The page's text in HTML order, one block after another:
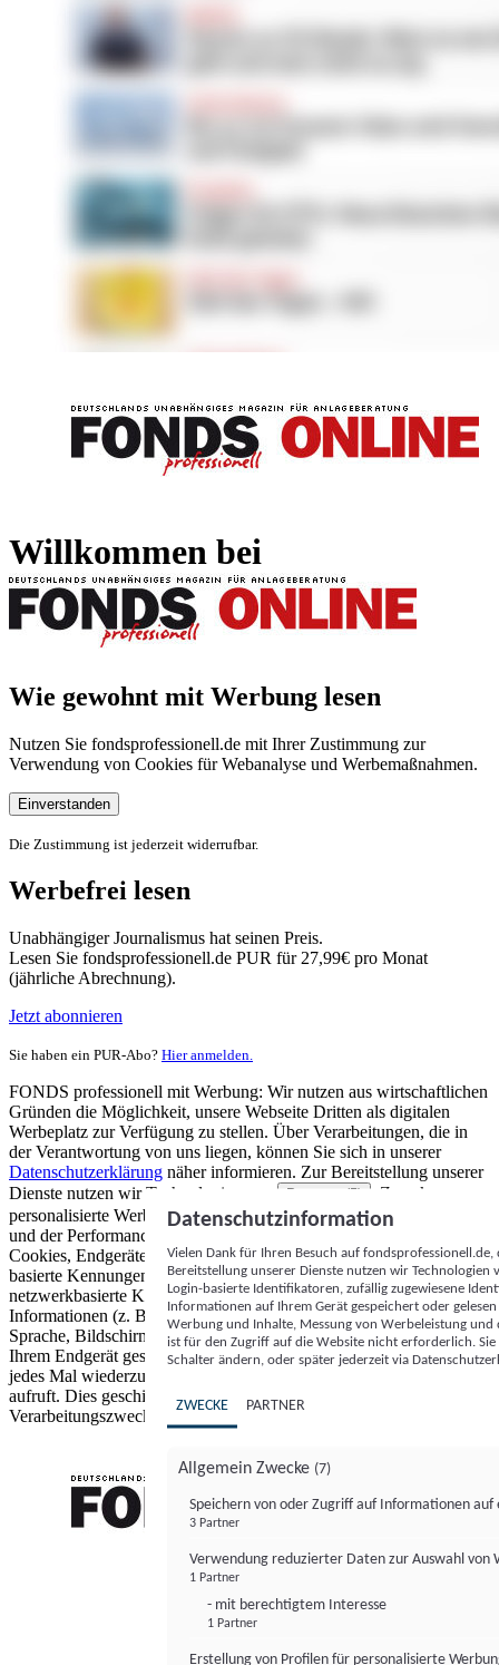
Willkommen bei
Wie gewohnt mit Werbung lesen
Nutzen Sie fondsprofessionell.de mit Ihrer Zustimmung zur
Verwendung von Cookies für Webanalyse und Werbemaßnahmen.
Einverstanden
Die Zustimmung ist jederzeit widerrufbar.
Werbefrei lesen
Unabhängiger Journalismus hat seinen Preis.
Lesen Sie fondsprofessionell.de PUR für 27,99€ pro Monat
(jährliche Abrechnung).
Jetzt abonnieren
Sie haben ein PUR-Abo? Hier anmelden.
FONDS professionell mit Werbung: Wir nutzen aus wirtschaftlichen
Gründen die Möglichkeit, unsere Webseite Dritten als digitalen
Werbeplatz zur Verfügung zu stellen. Über Verarbeitungen, die in
der Verantwortung von uns liegen, können Sie sich in unserer
Datenschutzerklärung näher informieren. Zur Bereitstellung unserer
Dienste nutzen wir Technologien von
Partnern (5)
. Zwecke:
personalisierte Werbung und Inhalte, Messung von Werbeleistung
und der Performance von Inhalten sowie Zielgruppenforschung.
Cookies, Endgeräte- oder ähnliche Online-Kennungen (z. B. login-
basierte Kennungen, zufällig generierte Kennungen,
netzwerkbasierte Kennungen) können zusammen mit anderen
Informationen (z. B. Browsertyp und Browserinformationen,
Sprache, Bildschirmgröße, unterstützte Technologien usw.) auf
Ihrem Endgerät gespeichert oder von dort ausgelesen werden, um es
jedes Mal wiederzuerkennen, wenn es eine App oder einer Webseite
aufruft. Dies geschieht für einen oder mehrere der hier aufgeführten
Verarbeitungszwecke.
Datenschutzinformation
Vielen Dank für Ihren Besuch auf
Bereitstellung unserer Dienste nutzen wir Technologien
Login-basierte Identifikatoren, zufällig zugewiesene
Informationen auf Ihrem Gerät gespeichert oder
Werbung und Inhalte, Messung von Werbeleistung
ist für den Zugriff auf die Website nicht erforderlich.
Schalter ändern, oder später jederzeit via
ZWECKE PARTNER
Allgemein Zwecke (7)
Speichern von oder Zugriff auf Informationen auf
3 Partner
Verwendung reduzierter Daten zur Auswahl von
1 Partner
- mit berechtigtem Interesse
1 Partner
Erstellung von Profilen für personalisierte
FONDS professionell